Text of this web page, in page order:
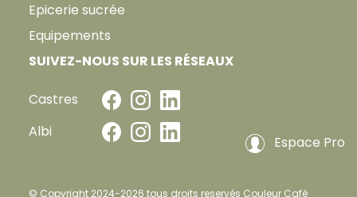
Epicerie sucrée
Equipements
SUIVEZ-NOUS SUR LES RÉSEAUX
Castres
Albi
© Copyright 2024-2026 tous droits reservés Couleur Café
Espace Pro